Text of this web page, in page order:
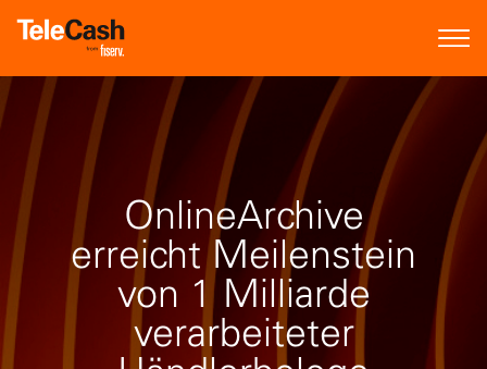
OnlineArchive
erreicht Meilenstein
von 1 Milliarde
verarbeiteter